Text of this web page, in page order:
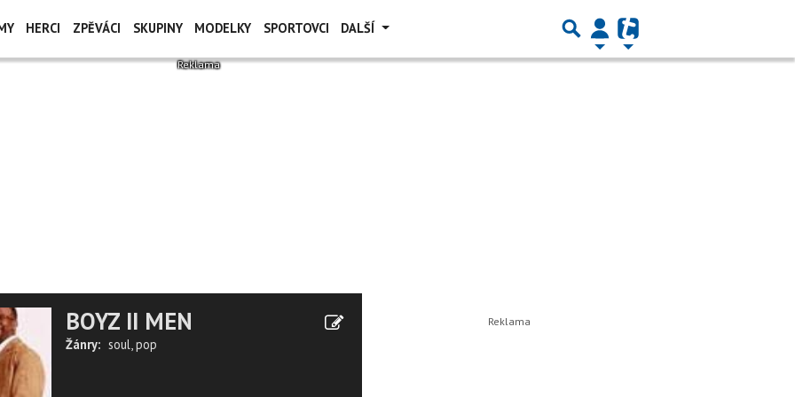
HERCI ZPĚVÁCI SKUPINY MODELKY SPORTOVCI DALŠÍ
BOYZ II MEN
Žánry: soul,pop